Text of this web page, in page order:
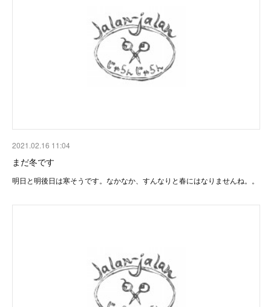
2021.02.16 11:04
まだ冬です
明日と明後日は寒そうです。なかなか、すんなりと春にはなりませんね。。